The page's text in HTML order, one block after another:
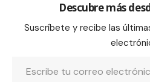
Descubre más
Suscríbete y recibe las